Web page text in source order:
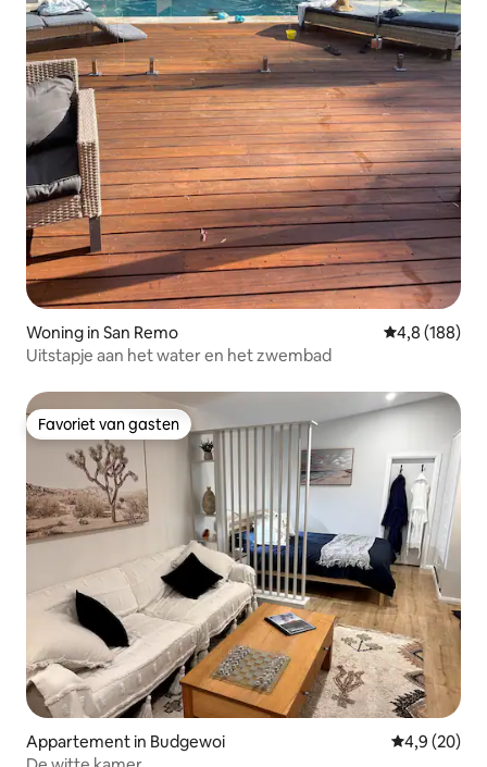
Woning in San Remo Gemiddelde
4,8 (188)
Uitstapje aan het water en het zwembad
Favoriet van gasten
Favoriet van gasten
Appartement in Budgewoi Gemiddelde
4,9 (20)